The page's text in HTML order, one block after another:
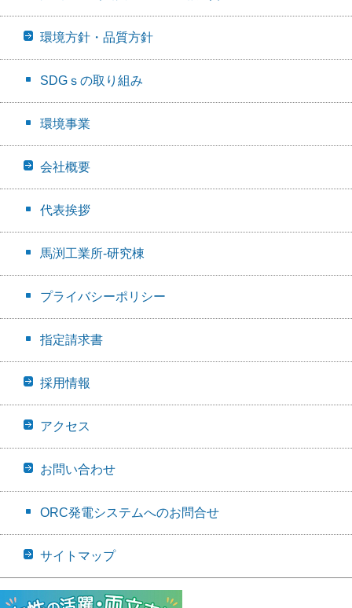
環境方針・品質方針
SDGｓの取り組み
環境事業
会社概要
代表挨拶
馬渕工業所-研究棟
プライバシーポリシー
指定請求書
採用情報
アクセス
お問い合わせ
ORC発電システムへのお問合せ
サイトマップ